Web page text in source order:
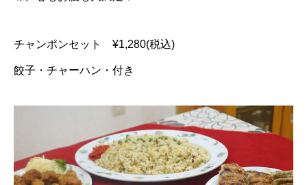
チャンポンセット ¥1,280(税込)
餃子・チャーハン・付き